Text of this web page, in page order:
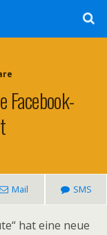
Facebook-
Mail SMS
hat eine neue